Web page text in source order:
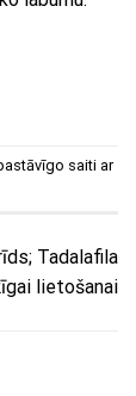
saiti ar
Tadalafila
lietošanai